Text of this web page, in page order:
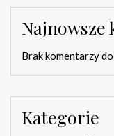
Najnowsze
Brak komentarzy
Kategorie